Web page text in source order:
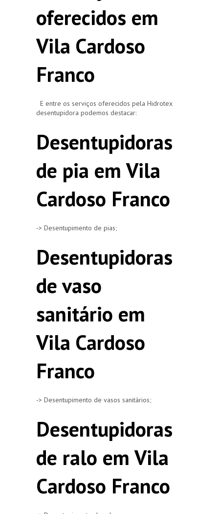
oferecidos em
Vila Cardoso
Franco
E entre os serviços oferecidos pela Hidrotex
desentupidora podemos destacar:
Desentupidoras
de pia em Vila
Cardoso Franco
-> Desentupimento de pias;
Desentupidoras
de vaso
sanitário em
Vila Cardoso
Franco
-> Desentupimento de vasos sanitários;
Desentupidoras
de ralo em Vila
Cardoso Franco